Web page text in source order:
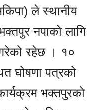
ले स्थानीय
नपाको लागि
रहेछ । १०
घोषणा पत्रको
भक्तपुरको